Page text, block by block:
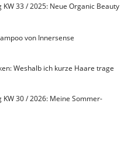
KW 33 / 2025: Neue Organic Beauty
von Innersense
Weshalb ich kurze Haare trage
KW 30 / 2026: Meine Sommer-